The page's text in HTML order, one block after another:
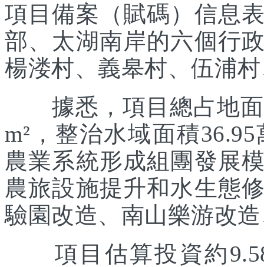
項目備案（賦碼）信息
部、太湖南岸的六個行
楊溇村、義皋村、伍浦
據悉，項目總占地面
m²，整治水域面積
農業系統形成組團發展
農旅設施提升和水生態
驗園改造、南山樂游改
項目估算投資約9.58